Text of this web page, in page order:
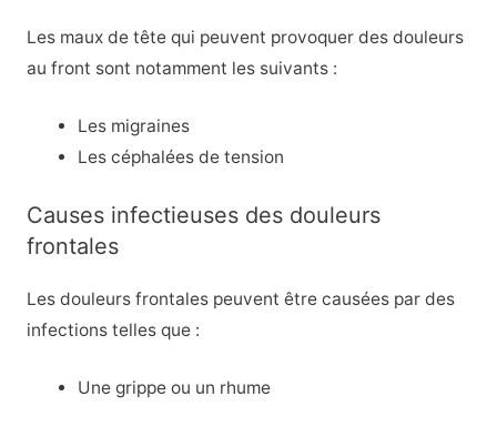
Les maux de tête qui peuvent provoquer des douleurs
au front sont notamment les suivants :
Les migraines
Les céphalées de tension
Causes infectieuses des douleurs
frontales
Les douleurs frontales peuvent être causées par des
infections telles que :
Une grippe ou un rhume